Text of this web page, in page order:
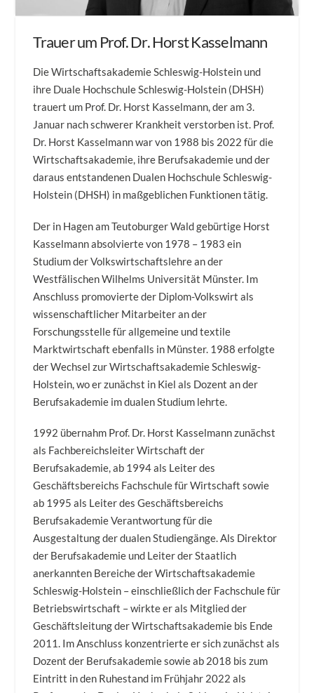
Trauer um Prof. Dr. Horst Kasselmann
Die Wirtschaftsakademie Schleswig-Holstein und
ihre Duale Hochschule Schleswig-Holstein (DHSH)
trauert um Prof. Dr. Horst Kasselmann, der am 3.
Januar nach schwerer Krankheit verstorben ist. Prof.
Dr. Horst Kasselmann war von 1988 bis 2022 für die
Wirtschaftsakademie, ihre Berufsakademie und der
daraus entstandenen Dualen Hochschule Schleswig-
Holstein (DHSH) in maßgeblichen Funktionen tätig.
Der in Hagen am Teutoburger Wald gebürtige Horst
Kasselmann absolvierte von 1978 – 1983 ein
Studium der Volkswirtschaftslehre an der
Westfälischen Wilhelms Universität Münster. Im
Anschluss promovierte der Diplom-Volkswirt als
wissenschaftlicher Mitarbeiter an der
Forschungsstelle für allgemeine und textile
Marktwirtschaft ebenfalls in Münster. 1988 erfolgte
der Wechsel zur Wirtschaftsakademie Schleswig-
Holstein, wo er zunächst in Kiel als Dozent an der
Berufsakademie im dualen Studium lehrte.
1992 übernahm Prof. Dr. Horst Kasselmann zunächst
als Fachbereichsleiter Wirtschaft der
Berufsakademie, ab 1994 als Leiter des
Geschäftsbereichs Fachschule für Wirtschaft sowie
ab 1995 als Leiter des Geschäftsbereichs
Berufsakademie Verantwortung für die
Ausgestaltung der dualen Studiengänge. Als Direktor
der Berufsakademie und Leiter der Staatlich
anerkannten Bereiche der Wirtschaftsakademie
Schleswig-Holstein – einschließlich der Fachschule für
Betriebswirtschaft – wirkte er als Mitglied der
Geschäftsleitung der Wirtschaftsakademie bis Ende
2011. Im Anschluss konzentrierte er sich zunächst als
Dozent der Berufsakademie sowie ab 2018 bis zum
Eintritt in den Ruhestand im Frühjahr 2022 als